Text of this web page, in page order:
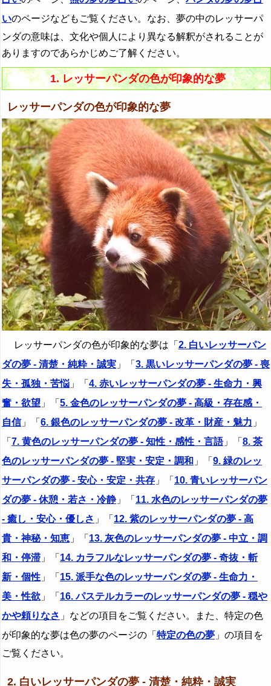
いのページなどもご覧ください。なお、夢の中のレッサーパ
ンダの意味は、文化や個人により異なる解釈がされることが
ありますのであらかじめご了解ください。
1. レッサーパンダの色が印象的な夢
レッサーパンダの色が印象的な夢
レッサーパンダの色が印象的な夢は「 2. 白いレッサーパン
ダの夢 - 清楚・純粋・誠実 」「 3. 黒いレッサーパンダの夢 - 喪
失・孤独・苦悩 」「 4. 赤いレッサーパンダの夢 - 生命力・興
奮・欲望 」「 5. 金色のレッサーパンダの夢 - 高級・存在感・
自信」「 6. 銀色のレッサーパンダの夢 - 改革・財産・魅力 」
「 7. 黄色のレッサーパンダの夢 - 知性・感性・言語」「 8. 茶
色のレッサーパンダの夢 - 堅実・安定・調和 」「 9. 緑のレッ
サーパンダの夢 - 安心・安定・共存 」「 10. 青いレッサーパン
ダの夢 - 休憩・若さ・冷静」「 11. 水色のレッサーパンダの夢
- 癒し・安心・優しさ 」「 12. 紫のレッサーパンダの夢 - 高
貴・神秘・知恵 」「 13. 灰色のレッサーパンダの夢 - 中立・調
和・停滞 」「 14. カラフルなレッサーパンダの夢 - 奇抜・斬
新・個性 」「 15. 派手な色のレッサーパンダの夢 - 生命力・
美・性欲 」「 16. パステルカラーのレッサーパンダの夢 - 穏や
かや頼りなさ 」などの項目をご覧ください。また、特定の色
が印象的な夢は色の夢のページの「 特定の色の夢 」の項目を
ご覧ください。
2. 白いレッサーパンダの夢 - 清楚・純粋・誠実